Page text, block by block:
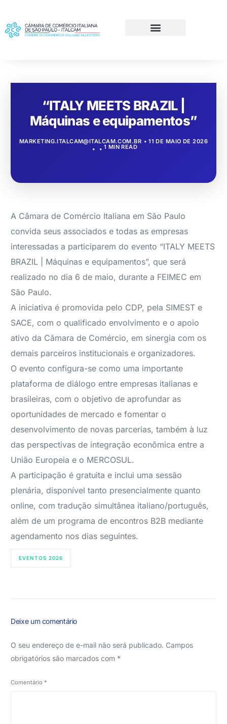
“ITALY MEETS BRAZIL |
Máquinas e equipamentos”
MARKETING.ITALCAM@ITALCAM.COM.BR 11 DE MAIO DE 2026
1 MIN READ
A Câmara de Comércio Italiana em São Paulo
convida seus associados e todas as empresas
interessadas a participarem do evento “ITALY MEETS
BRAZIL | Máquinas e equipamentos”, que será
realizado no dia 6 de maio, durante a FEIMEC em
São Paulo.
A iniciativa é promovida pelo CDP, pela SIMEST e
SACE, com o qualificado envolvimento e o apoio
ativo da Câmara de Comércio, em sinergia com os
demais parceiros institucionais e organizadores.
O evento configura-se como uma importante
plataforma de diálogo entre empresas italianas e
brasileiras, com o objetivo de aprofundar as
oportunidades de mercado e fomentar o
desenvolvimento de novas parcerias, também à luz
das perspectivas de integração econômica entre a
União Europeia e o MERCOSUL.
A participação é gratuita e inclui uma sessão
plenária, disponível tanto presencialmente quanto
online, com tradução simultânea italiano/português,
além de um programa de encontros B2B mediante
agendamento nos dias seguintes.
EVENTOS 2026
Deixe um comentário
O seu endereço de e-mail não será publicado. Campos
obrigatórios são marcados com *
Comentário *